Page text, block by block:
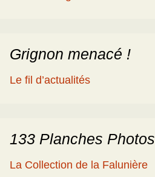
et les fossiles
silicifiée …
Grignon menacé !
Le fil d’actualités
133 Planches Photos
La Collection de la Falunière